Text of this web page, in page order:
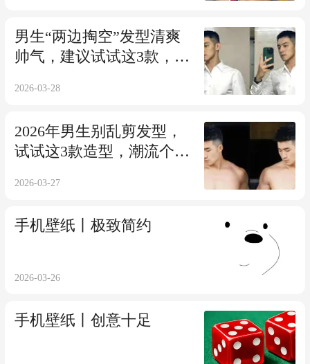
男生“两边掏空”发型清爽
帅气，建议试试这3款，剪
2026-03-28
2026年男生别乱剪发型，
试试这3款造型，潮流个性
2026-03-27
手机壁纸丨极致简约
2026-03-26
手机壁纸丨创意十足